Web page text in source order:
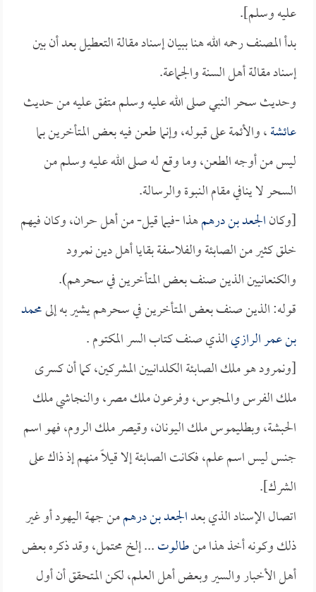
عليه وسلم].
بدأ المصنف رحمه الله هنا ببيان إسناد مقالة التعطيل بعد أن بين
إسناد مقالة أهل السنة والجماعة.
وحديث سحر النبي صلى الله عليه وسلم متفق عليه من حديث
عائشة، والأئمة على قبوله، وإنما طعن فيه بعض المتأخرين بما
ليس من أوجه الطعن، وما وقع له صلى الله عليه وسلم من
السحر لا ينافي مقام النبوة والرسالة.
[وكانالجعد بن درهمهذا -فيما قيل- من أهل حران، وكان فيهم
خلق كثير من الصابئة والفلاسفة بقايا أهل دين نمرود
والكنعانيين الذين صنف بعض المتأخرين في سحرهم).
قوله: الذين صنف بعض المتأخرين في سحرهم يشير به إلىمحمد
بن عمر الرازيالذي صنف كتاب السر المكتوم .
[ونمرود هو ملك الصابئة الكلدانيين المشركين، كما أن كسرى
ملك الفرس والمجوس، وفرعون ملك مصر، والنجاشي ملك
الحبشة، وبطليموس ملك اليونان، وقيصر ملك الروم، فهو اسم
جنس ليس اسم علم، فكانت الصابئة إلا قيلاً منهم إذ ذاك على
الشرك].
اتصال الإسناد الذي بعدالجعد بن درهممن جهة اليهود أو غير
ذلك وكونه أخذ هذا منطالوت... إلخ محتمل، وقد ذكره بعض
أهل الأخبار والسير وبعض أهل العلم، لكن المتحقق أن أول